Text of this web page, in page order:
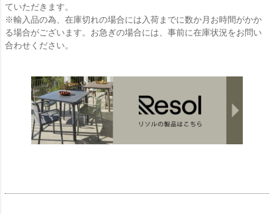
ていただきます。
※輸入品の為、在庫切れの場合には入荷までに数か月お時間がかか
る場合がございます。お急ぎの場合には、事前に在庫状況をお問い
合わせください。